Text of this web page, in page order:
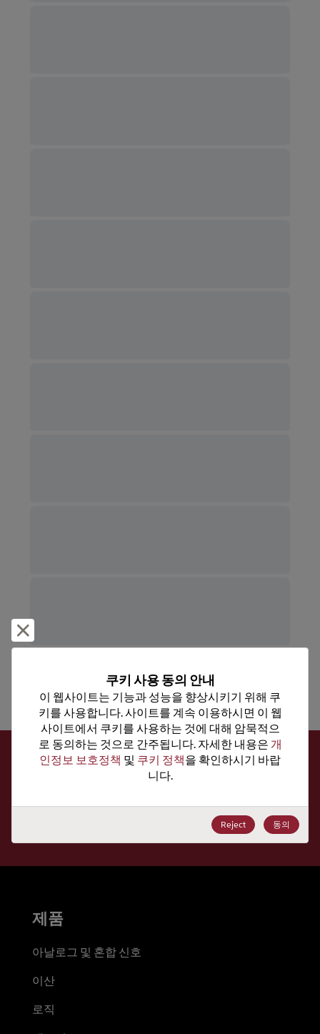
더 보기
뉴스레터를 구독하세요
쿠키 사용 동의 안내
이 웹사이트는 기능과 성능을 향상시키기 위해 쿠
키를 사용합니다. 사이트를 계속 이용하시면 이 웹
사이트에서 쿠키를 사용하는 것에 대해 암묵적으
로 동의하는 것으로 간주됩니다. 자세한 내용은 개
인정보 보호정책 및 쿠키 정책을 확인하시기 바랍
니다.
Reject 동의
제품
아날로그 및 혼합 신호
이산
로직